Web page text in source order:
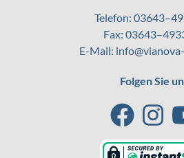
Telefon:
Fax:
E-Mail:
Folgen Sie